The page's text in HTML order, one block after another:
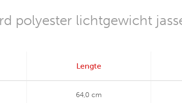
polyester lichtgewicht
Lengte
64,0 cm